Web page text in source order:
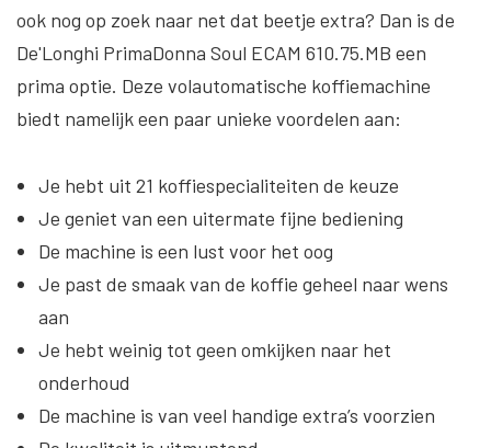
ook nog op zoek naar net dat beetje extra? Dan is de
De'Longhi PrimaDonna Soul ECAM 610.75.MB een
prima optie. Deze volautomatische koffiemachine
biedt namelijk een paar unieke voordelen aan:
Je hebt uit 21 koffiespecialiteiten de keuze
Je geniet van een uitermate fijne bediening
De machine is een lust voor het oog
Je past de smaak van de koffie geheel naar wens
aan
Je hebt weinig tot geen omkijken naar het
onderhoud
De machine is van veel handige extra’s voorzien